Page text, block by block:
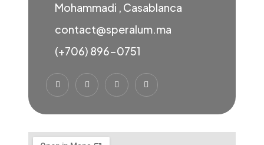
Mohammadi , Casablanca
contact@speralum.ma
(+706) 896-0751